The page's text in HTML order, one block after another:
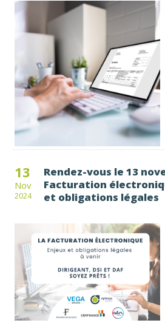
13
Nov
2024
Rendez-vous le 13
Facturation
et obligations légales